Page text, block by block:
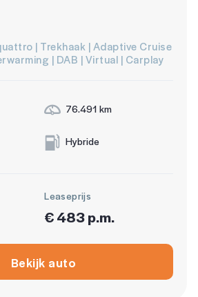
| Trekhaak | Adaptive Cruise
| DAB | Virtual | Carplay
76.491 km
Hybride
Leaseprijs
€ 483 p.m.
Bekijk auto